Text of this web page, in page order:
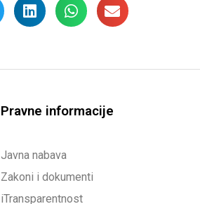
Pravne informacije
Javna nabava
Zakoni i dokumenti
iTransparentnost